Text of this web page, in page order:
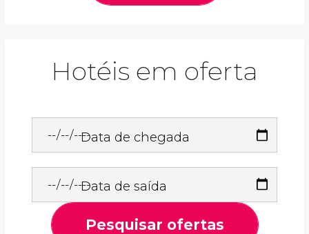
Hotéis em oferta
Data de chegada
Data de saída
Pesquisar ofertas